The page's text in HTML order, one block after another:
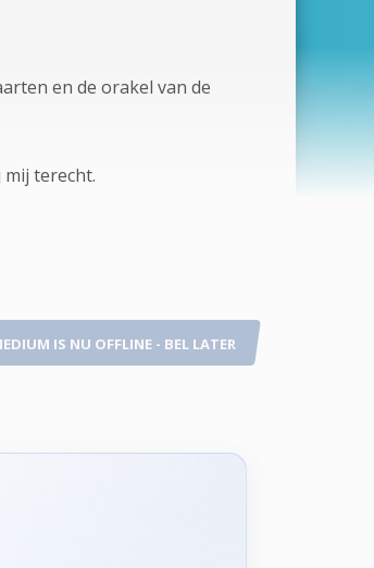
en de orakel van de
terecht.
IS NU OFFLINE - BEL LATER